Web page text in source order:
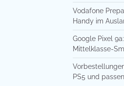
Vodafone
Handy im
Google Pixel
Mittelklasse-
PS5 und